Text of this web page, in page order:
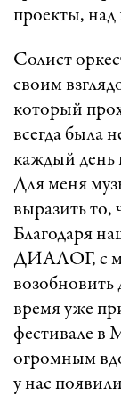
проекты,
Солист
своим
который
всегда была
каждый день
Для меня
выразить то,
Благодаря
ДИАЛОГ, с
возобновить
время уже
фестивале в
огромным
у нас